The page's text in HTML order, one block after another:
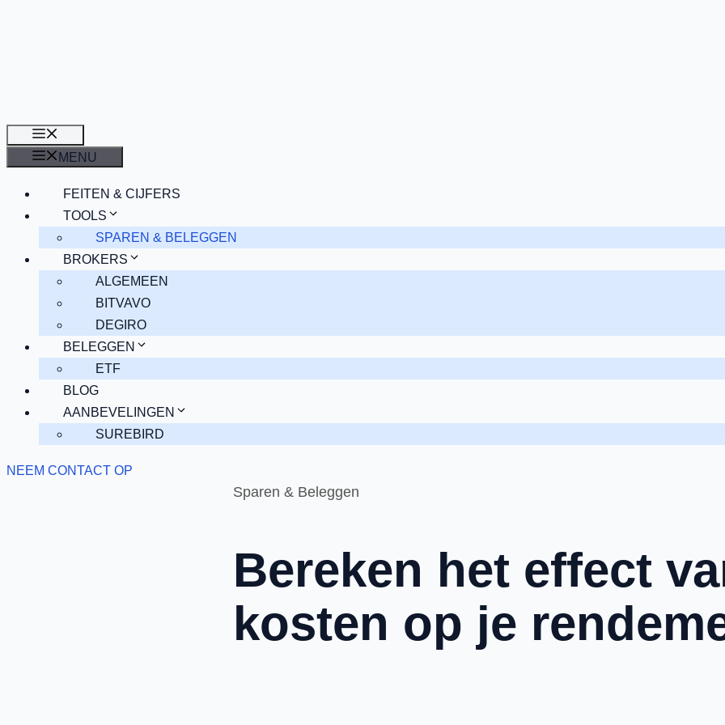
MENU
FEITEN & CIJFERS
TOOLS
SPAREN & BELEGGEN
BROKERS
ALGEMEEN
BITVAVO
DEGIRO
BELEGGEN
ETF
BLOG
AANBEVELINGEN
SUREBIRD
NEEM CONTACT OP
Sparen & Beleggen
Bereken het effect
kosten op je